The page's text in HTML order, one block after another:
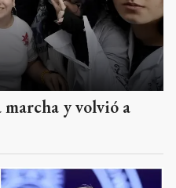
y volvió a